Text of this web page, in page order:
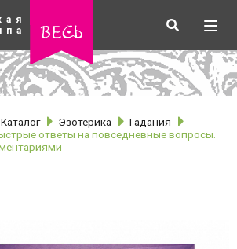
Искать
Каталог Эзотерика
Гадания
ответы на повседневные вопросы.